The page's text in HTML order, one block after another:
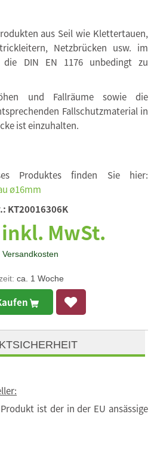
aus Seil wie Klettertauen,
Netzbrücken usw. im
DIN EN 1176 unbedingt zu
und Fallräume sowie die
Fallschutzmaterial in
ist einzuhalten.
Produktes finden Sie hier:
ø16mm
KT20016306K
MwSt.
Versandkosten
ca. 1 Woche
ist der in der EU ansässige